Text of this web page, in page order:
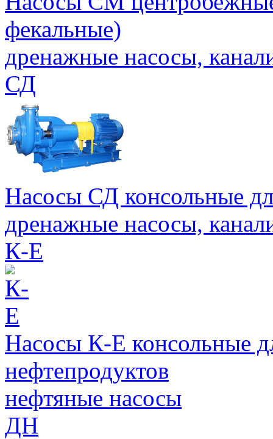
фекальные)
дренажные насосы,
СД
Насосы СД консольные
дренажные насосы,
К-Е
Насосы К-Е консольные
нефтепродуктов
нефтяные насосы
ДН